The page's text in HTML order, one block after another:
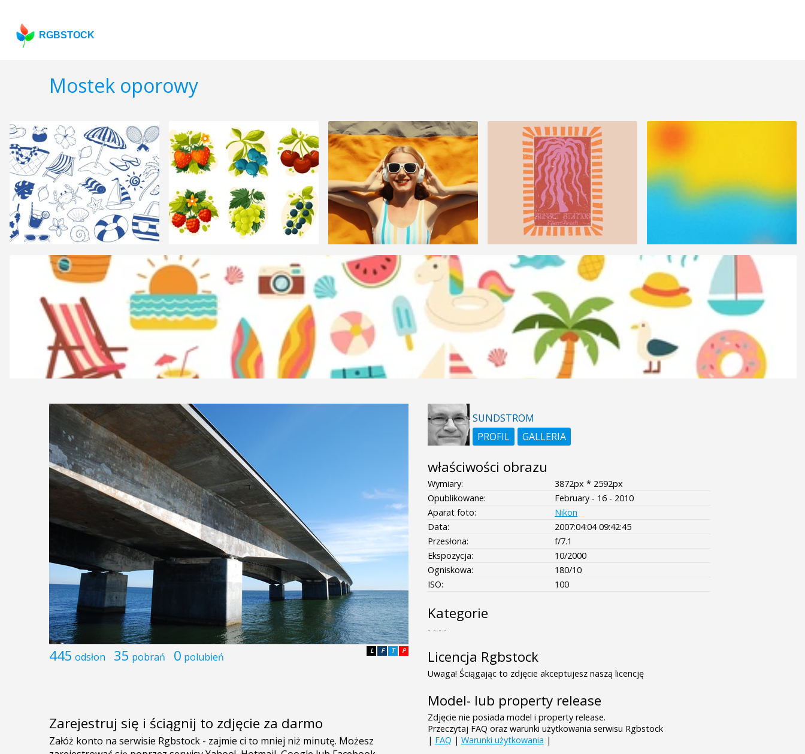
RGBSTOCK
Mostek oporowy
445 odsłon 35 pobrań 0 polubień P
T
F
L
Zarejestruj się i ściągnij to zdjęcie za darmo
SUNDSTROM
PROFIL
GALLERIA
właściwości obrazu
Wymiary:
3872px * 2592px
Opublikowane:
February - 16 - 2010
Aparat foto:
Nikon
Data:
2007:04:04 09:42:45
Przesłona:
f/7.1
Ekspozycja:
10/2000
Ogniskowa:
180/10
ISO:
100
Kategorie
- - - -
Licencja Rgbstock
Uwaga! Ściągając to zdjęcie akceptujesz naszą licencję
Model- lub property release
Zdjęcie nie posiada model i property release.
Przeczytaj FAQ oraz warunki użytkowania serwisu Rgbstock
| FAQ | Warunki użytkowania |